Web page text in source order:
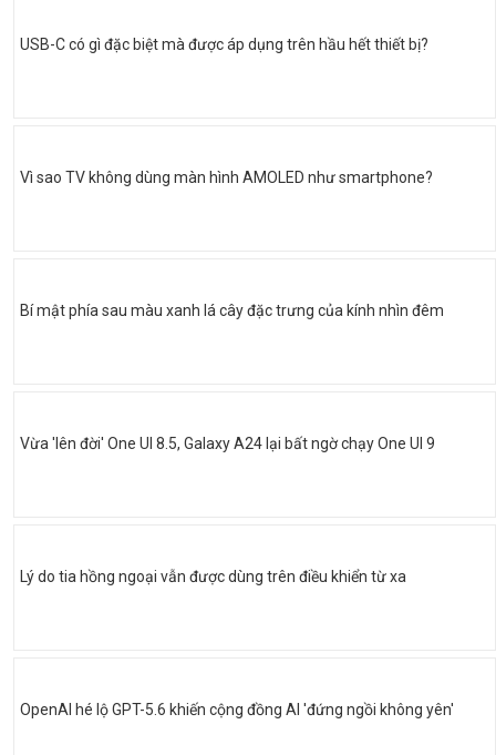
USB-C có gì đặc biệt mà được áp dụng trên hầu hết thiết bị?
Vì sao TV không dùng màn hình AMOLED như smartphone?
Bí mật phía sau màu xanh lá cây đặc trưng của kính nhìn đêm
Vừa 'lên đời' One UI 8.5, Galaxy A24 lại bất ngờ chạy One UI 9
Lý do tia hồng ngoại vẫn được dùng trên điều khiển từ xa
OpenAI hé lộ GPT-5.6 khiến cộng đồng AI 'đứng ngồi không yên'